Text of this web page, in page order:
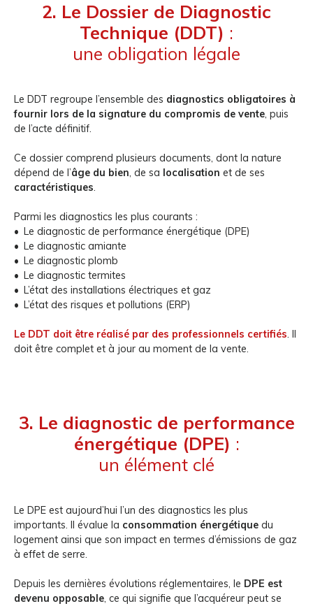
2. Le Dossier de Diagnostic
Technique (DDT) :
une obligation légale
Le DDT regroupe l’ensemble des diagnostics obligatoires à
fournir lors de la signature du compromis de vente, puis
de l’acte définitif.
Ce dossier comprend plusieurs documents, dont la nature
dépend de l’âge du bien, de sa localisation et de ses
caractéristiques.
Parmi les diagnostics les plus courants :
Le diagnostic de performance énergétique (DPE)
Le diagnostic amiante
Le diagnostic plomb
Le diagnostic termites
L’état des installations électriques et gaz
L’état des risques et pollutions (ERP)
Le DDT doit être réalisé par des professionnels certifiés. Il
doit être complet et à jour au moment de la vente.
3. Le diagnostic de performance
énergétique (DPE) :
un élément clé
Le DPE est aujourd’hui l’un des diagnostics les plus
importants. Il évalue la consommation énergétique du
logement ainsi que son impact en termes d’émissions de gaz
à effet de serre.
Depuis les dernières évolutions réglementaires, le DPE est
devenu opposable, ce qui signifie que l’acquéreur peut se